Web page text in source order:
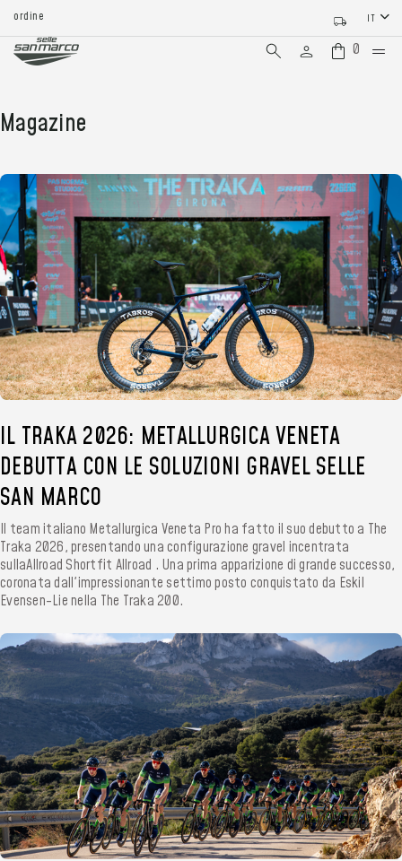
IT
0
Magazine
IL TRAKA 2026: METALLURGICA VENETA
DEBUTTA CON LE SOLUZIONI GRAVEL SELLE
SAN MARCO
Il team italiano Metallurgica Veneta Pro ha fatto il suo debutto a The
Traka 2026, presentando una configurazione gravel incentrata
sullaAllroad Shortfit Allroad . Una prima apparizione di grande successo,
coronata dall'impressionante settimo posto conquistato da Eskil
Evensen-Lie nella The Traka 200.